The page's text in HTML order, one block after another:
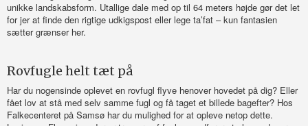
unikke landskabsform. Utallige dale med op til 64 meters højde gør det let
for jer at finde den rigtige udkigspost eller lege ta’fat – kun fantasien
sætter grænser her.
Rovfugle helt tæt på
Har du nogensinde oplevet en rovfugl flyve henover hovedet på dig? Eller
fået lov at stå med selv samme fugl og få taget et billede bagefter? Hos
Falkecenteret på Samsø har du mulighed for at opleve netop dette.